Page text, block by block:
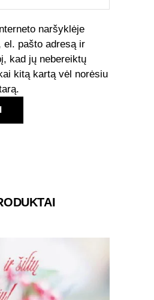
naršyklėje
el. pašto adresą ir
kad jų nebereiktų
kitą kartą vėl norėsiu